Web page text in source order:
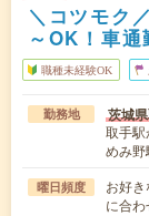
＼コツモク
～OK！車通
職種未経験OK
勤務地 茨城
取手
めみ
曜日頻度
お好
に合